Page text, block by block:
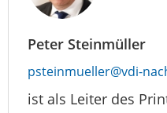
Peter Steinmüller
psteinmueller@vdi-
ist als Leiter des